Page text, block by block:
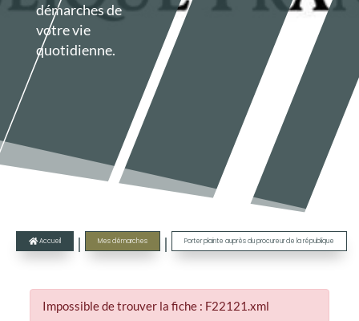
démarches de
votre vie
quotidienne.
 Accueil | Mes démarches | Porter plainte auprès du procureur de la république
Impossible de trouver la fiche : F22121.xml